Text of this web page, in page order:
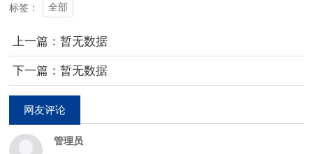
标签： 全部
上一篇：暂无数据
下一篇：暂无数据
网友评论
管理员